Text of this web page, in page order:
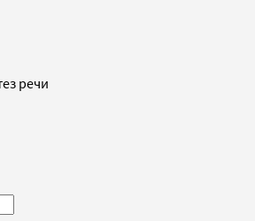
речи